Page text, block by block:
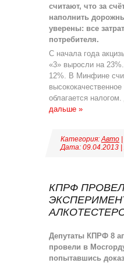
считают, что за
наполнить
уверены: все
потребителя.
С начала года
«3» выросли на
12%. В Минфине
облагается
дальше »
Категория:Авто
Дата: 09.04.2013
КПРФ
Депутаты КПРФ 8
провели в
попытавшись